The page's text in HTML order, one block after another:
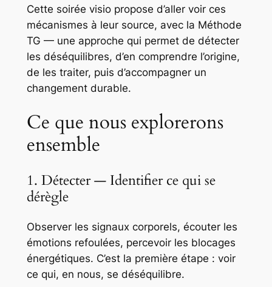
Cette soirée visio propose d’aller voir ces
mécanismes à leur source, avec la Méthode
TG — une approche qui permet de détecter
les déséquilibres, d’en comprendre l’origine,
de les traiter, puis d’accompagner un
changement durable.
Ce que nous explorerons
ensemble
1. Détecter — Identifier ce qui se
dérègle
Observer les signaux corporels, écouter les
émotions refoulées, percevoir les blocages
énergétiques. C’est la première étape : voir
ce qui, en nous, se déséquilibre.